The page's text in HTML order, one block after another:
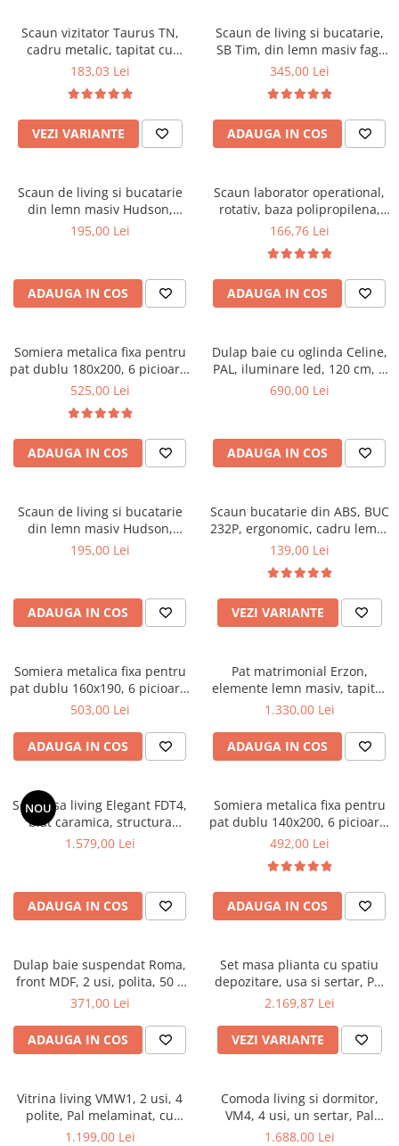
Saltele cu arcuri impachetate
individual
Saltele Memory Pocket
Saltele Memory Foam
Saltele Memory Pocket
Saltele cu plasa arcuri
Saltele cu spuma
Saltele cu spuma poliuretanica
Saltele 140x200
Saltele 180x200
Top saltele
Top saltele 5 cm
Top saltele memory 5 cm
Top saltele MemoHR 6.5 cm
Saltele cu plasa de arcuri
Saltele cu spuma
Paturi
Seturi de pat si saltea
Masute de toaleta
Mobilier living
Scaune pentru living
Comode living
Set mese plus scaune
Scaune ergonomice
Etajere Birou
Birouri
Scaune pentru birou
Scaune pentru vizitatori
Scaune manager
Mobilier bucatarie
Mese bucatarie
Mobila bucatarie
Seturi mese si scaune bucatarie
Mobilier hol
Suporturi si rafturi pantofi
Portmantouri
Seturi mobilier hol
Stender haine
Etajere
Mobilier gradinita
Mese gradinita
Scaune gradinita
Mobilier copii
Mobila camera copii
Saltele patuturi copii
Paturi copii
Masa si scaune gradinita
Seturi comode living si dormitor
Scaune birou
Scaune profesionale
Scaune resigilate
Scaune conferinta
Scaune terasa si outdoor
Scaun vizitator Taurus TN,
cadru metalic, tapitat cu
stofa, stivuibil, 120 kg, negru
183,03 Lei
VEZI VARIANTE
Scaun de living si bucatarie,
SB Tim, din lemn masiv fag,
tapiterie stofa, lacuit, 120 kg,
345,00 Lei
ADAUGA IN COS
Scaun de living si bucatarie
din lemn masiv Hudson,
tapiterie stofa,100 kg,
195,00 Lei
ADAUGA IN COS
Scaun laborator operational,
rotativ, baza polipropilena,
piele ecologica, inaltime
166,76 Lei
ADAUGA IN COS
Somiera metalica fixa pentru
pat dublu 180x200, 6 picioare,
32 lamele lemn fag, benzi
negru
525,00 Lei
ADAUGA IN COS
Dulap baie cu oglinda Celine,
PAL, iluminare led, 120 cm, 3
usi, 3 rafturi, soft close, alb
690,00 Lei
ADAUGA IN COS
Scaun de living si bucatarie
din lemn masiv Hudson,
tapiterie stofa,100 kg,
195,00 Lei
ADAUGA IN COS
Scaun bucatarie din ABS, BUC
232P, ergonomic, cadru lemn,
100 kg
139,00 Lei
VEZI VARIANTE
Somiera metalica fixa pentru
pat dublu 160x190, 6 picioare,
30 lamele lemn fag, benzi
negru
503,00 Lei
ADAUGA IN COS
Pat matrimonial Erzon,
elemente lemn masiv, tapitat
cu stofa, cu somiera,140x200
1.330,00 Lei
ADAUGA IN COS
NOU
Set masa living Elegant FDT4,
blat caramica, structura
metalica, 140x80x75 cm,
bej
1.579,00 Lei
ADAUGA IN COS
Somiera metalica fixa pentru
pat dublu 140x200, 6 picioare,
32 lamele lemn fag, benzi
negru
492,00 Lei
ADAUGA IN COS
Dulap baie suspendat Roma,
front MDF, 2 usi, polita, 50 x
68 cm, alb
371,00 Lei
ADAUGA IN COS
Set masa plianta cu spatiu
depozitare, usa si sertar, Pal
Melaminat, 160x96x80 cm si 6
cu piele ecologica, nuc
2.169,87 Lei
VEZI VARIANTE
Vitrina living VMW1, 2 usi, 4
polite, Pal melaminat, cu
insertii MDF, Nuc
1.199,00 Lei
Comoda living si dormitor,
VM4, 4 usi, un sertar, Pal
melaminat, cu insertii MDF,
1.688,00 Lei